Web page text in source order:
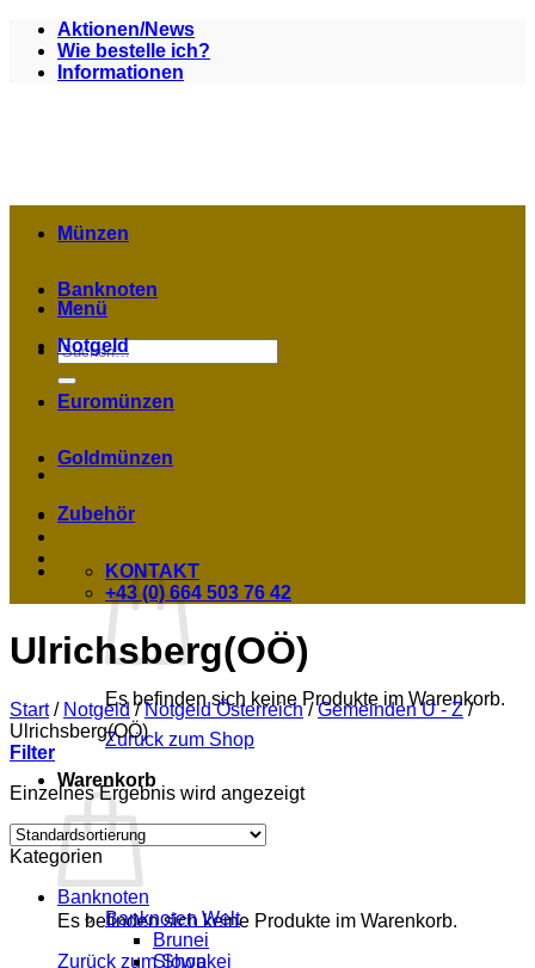
Zum
Inhalt
springen
Aktionen/News
Wie bestelle ich?
Informationen
Menü
Suchen
nach:
Es befinden sich keine Produkte im Warenkorb.
Zurück zum Shop
Warenkorb
Es befinden sich keine Produkte im Warenkorb.
Zurück zum Shop
Münzen
Banknoten
Notgeld
Euromünzen
Goldmünzen
Zubehör
KONTAKT
+43 (0) 664 503 76 42
Ulrichsberg(OÖ)
Start / Notgeld / Notgeld Österreich / Gemeinden U - Z /
Ulrichsberg(OÖ)
Filter
Einzelnes Ergebnis wird angezeigt
Kategorien
Banknoten
Banknoten Welt
Brunei
Slowakei